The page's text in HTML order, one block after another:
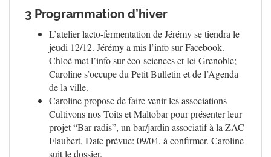
3 Programmation d’hiver
L’atelier lacto-fermentation de Jérémy se tiendra le
jeudi 12/12. Jérémy a mis l’info sur Facebook.
Chloé met l’info sur éco-sciences et Ici Grenoble;
Caroline s’occupe du Petit Bulletin et de l’Agenda
de la ville.
Caroline propose de faire venir les associations
Cultivons nos Toits et Maltobar pour présenter leur
projet “Bar-radis”, un bar/jardin associatif à la ZAC
Flaubert. Date prévue: 09/04, à confirmer. Caroline
suit le dossier.